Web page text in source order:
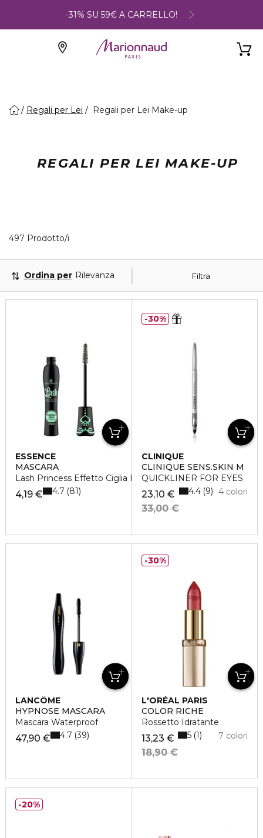
-31% SU 59€ A CARRELLO!
Regali per Lei Regali per Lei Make-up
REGALI PER LEI MAKE-UP
497 Prodotto/i
Filtra
Ordina per Rilevanza
ESSENCE
MASCARA
Lash Princess Effetto Ciglia Finte
4,19 € 4.7 81
CLINIQUE
CLINIQUE SENS.SKIN M
QUICKLINER FOR EYES
23,10 €
33,00 €
4 colori
4.4 9
30%
LANCÔME
HYPNOSE MASCARA
Mascara Waterproof
47,90 € 4.7 39
L'ORÉAL PARIS
COLOR RICHE
Rossetto Idratante
13,23 €
18,90 €
7 colori
5 1
30%
20%